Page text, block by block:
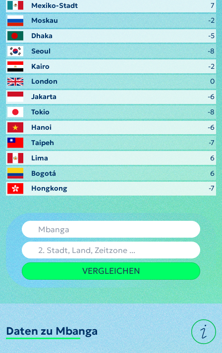
Mexiko-Stadt
7
Moskau
-2
Dhaka
-5
Seoul
-8
Kairo
-2
London
0
Jakarta
-6
Tokio
-8
Hanoi
-6
Taipeh
-7
Lima
6
Bogotá
6
Hongkong
-7
VERGLEICHEN
Daten zu Mbanga